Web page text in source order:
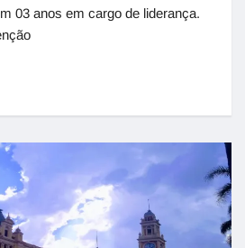
03 anos em cargo de liderança.